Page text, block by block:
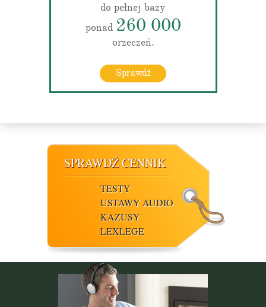
do pełnej bazy
ponad 260 000
orzeczeń.
Sprawdź
SPRAWDŹ CENNIK
TESTY
USTAWY AUDIO
KAZUSY
LEXLEGE